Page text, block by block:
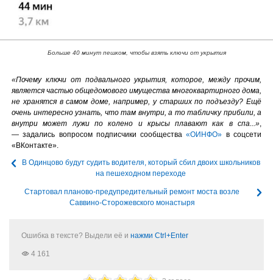
Больше 40 минут пешком, чтобы взять ключи от укрытия
«Почему ключи от подвального укрытия, которое, между прочим,
является частью общедомового имущества многоквартирного дома,
не хранятся в самом доме, например, у старших по подъезду? Ещё
очень интересно узнать, что там внутри, а то табличку прибили, а
внутри может лужи по колено и крысы плавают как в спа...»,
— задались вопросом подписчики сообщества «ОИНФО» в соцсети
«ВКонтакте».
В Одинцово будут судить водителя, который сбил двоих школьников
на пешеходном переходе
Стартовал планово-предупредительный ремонт моста возле
Саввино-Сторожевского монастыря
Ошибка в тексте? Выдели её и нажми Ctrl+Enter
4 161